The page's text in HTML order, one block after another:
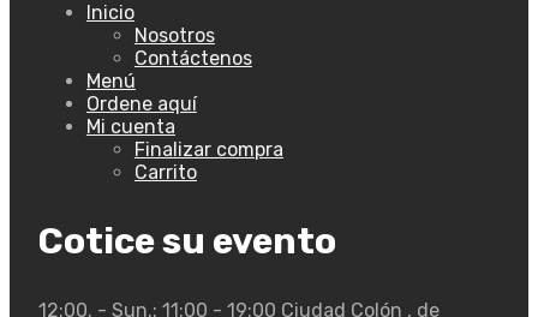
Inicio
Nosotros
Contáctenos
Menú
Ordene aquí
Mi cuenta
Finalizar compra
Carrito
Cotice su evento
12:00. - Sun.: 11:00 - 19:00 Ciudad Colón , de